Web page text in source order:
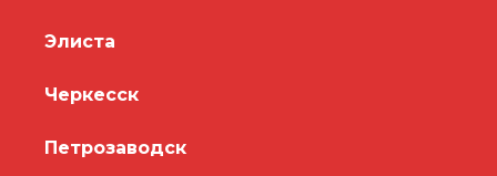
Элиста
Черкесск
Петрозаводск